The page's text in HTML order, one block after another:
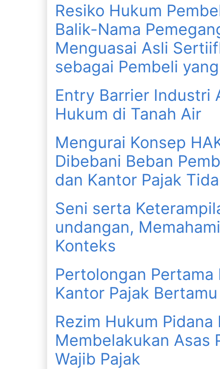
Resiko Hukum
Balik-Nama
Menguasai Asli
sebagai Pembeli
Entry Barrier Industri
Hukum di Tanah Air
Mengurai Konsep
Dibebani Beban
dan Kantor Pajak
Seni serta
undangan,
Konteks
Pertolongan
Kantor Pajak
Rezim Hukum
Membelakukan Asas
Wajib Pajak